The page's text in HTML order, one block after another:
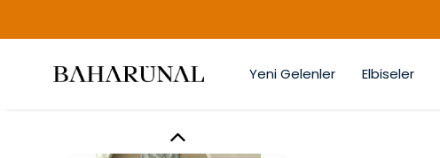
Yeni Gelenler Elbiseler